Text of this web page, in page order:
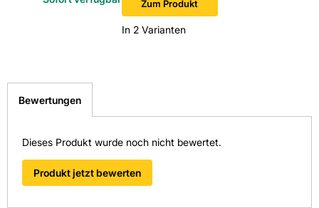
Zum Produkt
In 2 Varianten
Bewertungen
Dieses Produkt wurde noch nicht bewertet.
Produkt jetzt bewerten